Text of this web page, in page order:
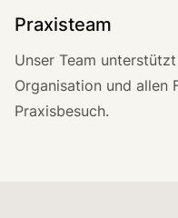
Praxisteam
Unser Team
Organisation und allen
Praxisbesuch.